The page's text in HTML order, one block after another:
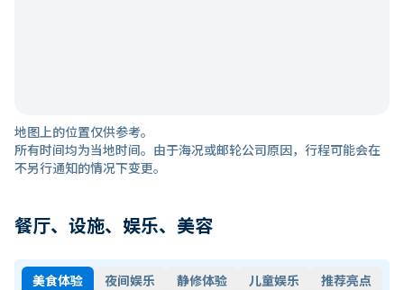
地图上的位置仅供参考。
所有时间均为当地时间。由于海况或邮轮公司原因，行程可能会在
不另行通知的情况下变更。
餐厅、设施、娱乐、美容
美食体验 夜间娱乐 静修体验 儿童娱乐 推荐亮点